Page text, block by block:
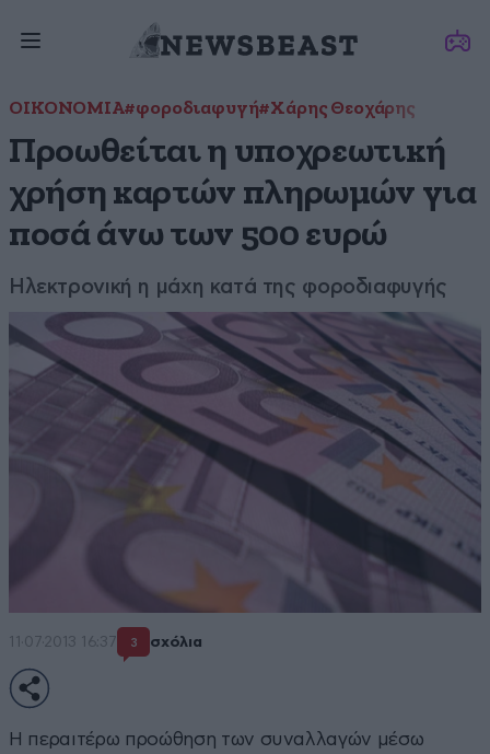
ΟΙΚΟΝΟΜΙΑ#φοροδιαφυγή#Χάρης Θεοχάρης
Προωθείται η υποχρεωτική
χρήση καρτών πληρωμών για
ποσά άνω των 500 ευρώ
Ηλεκτρονική η μάχη κατά της φοροδιαφυγής
11·07·2013 16:37 3 σχόλια
Η περαιτέρω προώθηση των συναλλαγών μέσω